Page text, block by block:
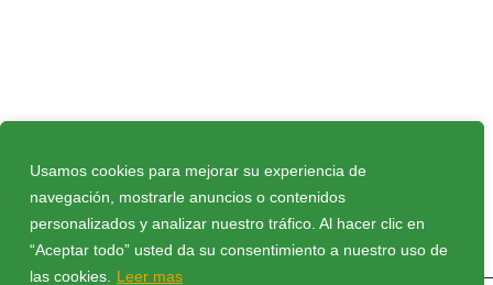
Usamos cookies para mejorar su experiencia de
navegación, mostrarle anuncios o contenidos
personalizados y analizar nuestro tráfico. Al hacer clic en
“Aceptar todo” usted da su consentimiento a nuestro uso de
las cookies.
Leer mas
Política de privacidad|Política de cookies
Aviso Legal|Compromiso Ley Protección de